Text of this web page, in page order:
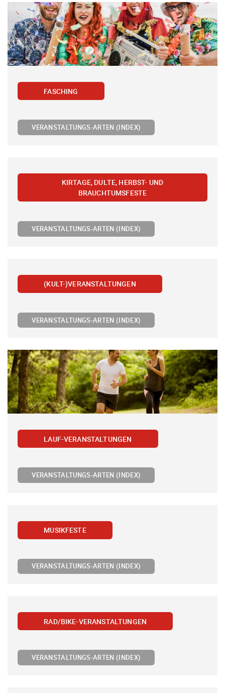
FASCHING
VERANSTALTUNGS-ARTEN (INDEX)
KIRTAGE, DULTE, HERBST- UND
BRAUCHTUMSFESTE
VERANSTALTUNGS-ARTEN (INDEX)
(KULT-)VERANSTALTUNGEN
VERANSTALTUNGS-ARTEN (INDEX)
LAUF-VERANSTALTUNGEN
VERANSTALTUNGS-ARTEN (INDEX)
MUSIKFESTE
VERANSTALTUNGS-ARTEN (INDEX)
RAD/BIKE-VERANSTALTUNGEN
VERANSTALTUNGS-ARTEN (INDEX)